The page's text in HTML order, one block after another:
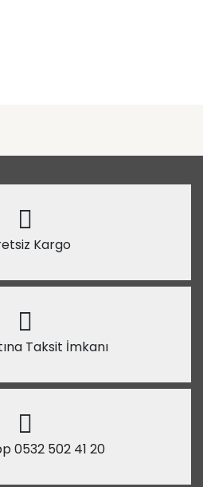
Kargo
Taksit İmkanı
0532 502 41 20